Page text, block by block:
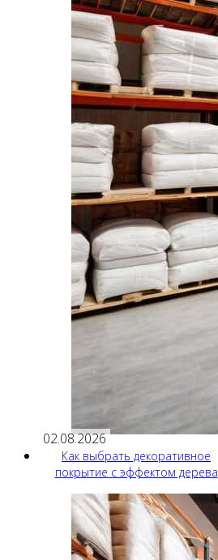
02.08.2026
Как выбрать декоративное
покрытие с эффектом дерева